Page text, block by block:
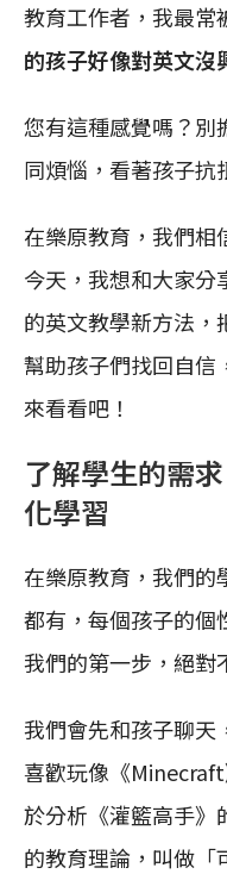
教育工作者，我最常
的孩子好像對英文沒
您有這種感覺嗎？別
同煩惱，看著孩子抗
在樂原教育，我們相
今天，我想和大家分
的英文教學新方法，
幫助孩子們找回自信
來看看吧！
了解學生的需
化學習
在樂原教育，我們的
都有，每個孩子的個
我們的第一步，絕對
我們會先和孩子聊天
喜歡玩像《
於分析《灌籃高手》
的教育理論，叫做「